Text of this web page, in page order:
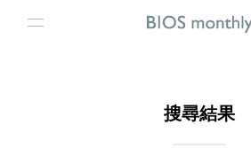
搜尋結果